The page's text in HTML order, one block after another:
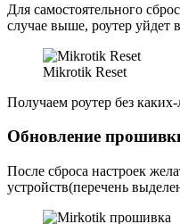
Для самостоятельного
случае выше, роутер уйдет в
Mikrotik Reset
Получаем роутер без
Обновление
После сброса настроек
устройств(перечень